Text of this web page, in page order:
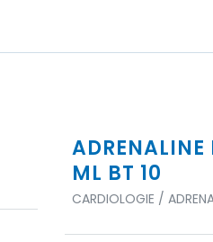
ADRENALINE
ML BT 10
CARDIOLOGIE /